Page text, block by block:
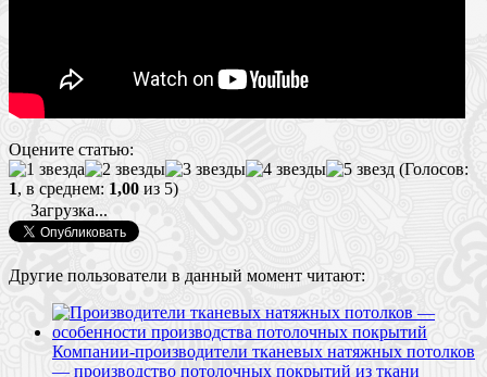
Оцените статью:
(Голосов:
1, в среднем: 1,00 из 5)
Загрузка...
Другие пользователи в данный момент читают:
Компании-производители тканевых натяжных потолков
— производство потолочных покрытий из ткани